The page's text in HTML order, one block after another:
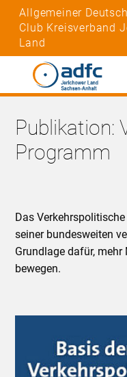
Allgemeiner
Club Kreisverband
Land
Publikation:
Programm
Das
seiner bundesweiten
Grundlage dafür,
bewegen.